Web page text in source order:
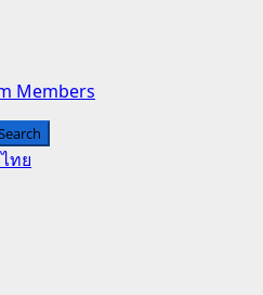
Members
ทย